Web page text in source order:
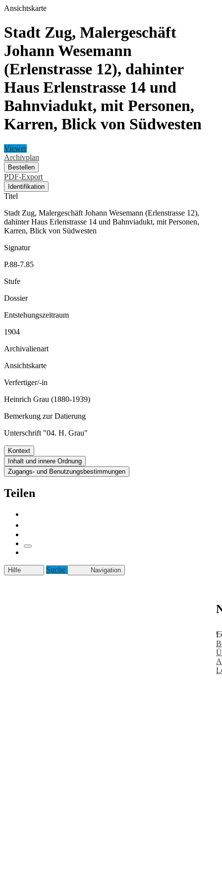
Ansichtskarte
Stadt Zug, Malergeschäft
Johann Wesemann
(Erlenstrasse 12), dahinter
Haus Erlenstrasse 14 und
Bahnviadukt, mit Personen,
Karren, Blick von Südwesten
Viewer
Archivplan
Bestellen
PDF-Export
Identifikation
Titel
Stadt Zug, Malergeschäft Johann Wesemann (Erlenstrasse 12),
dahinter Haus Erlenstrasse 14 und Bahnviadukt, mit Personen,
Karren, Blick von Südwesten
Signatur
P.88-7.85
Stufe
Dossier
Entstehungszeitraum
1904
Archivalienart
Ansichtskarte
Verfertiger/-in
Heinrich Grau (1880-1939)
Bemerkung zur Datierung
Unterschrift "04. H. Grau"
Kontext
Inhalt und innere Ordnung
Zugangs- und Benutzungsbestimmungen
Teilen
Hilfe Suche Navigation